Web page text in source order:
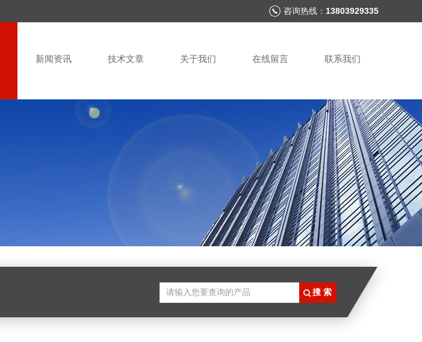
咨询热线： 13803929335
新闻资讯 技术文章 关于我们 在线留言 联系我们